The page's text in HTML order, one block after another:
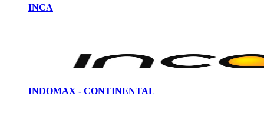
INCA
INDOMAX - CONTINENTAL